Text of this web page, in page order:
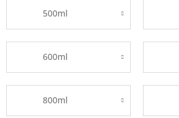
500ml
600ml
800ml